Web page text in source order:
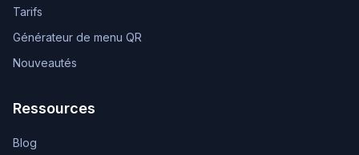
Tarifs
Générateur de menu QR
Nouveautés
Ressources
Blog